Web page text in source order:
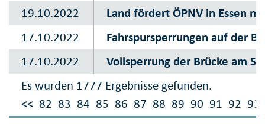
Es wurden 1777 Ergebnisse gefunden.
<< 82 83 84 85 86 87 88 89 90 91 92 93
19.10.2022
Land fördert ÖPNV in Essen
17.10.2022
Fahrspursperrungen auf der
17.10.2022
Vollsperrung der Brücke am